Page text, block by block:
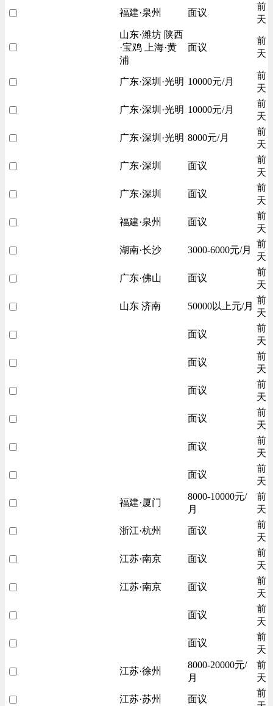
福建·泉州 面议
前
天
山东·潍坊 陕西
·宝鸡 上海·黄
浦
面议
前
天
广东·深圳·光明 10000元/月
前
天
广东·深圳·光明 10000元/月
前
天
广东·深圳·光明 8000元/月
前
天
广东·深圳 面议
前
天
广东·深圳 面议
前
天
福建·泉州 面议
前
天
湖南·长沙 3000-6000元/月
前
天
广东·佛山 面议
前
天
山东 济南 50000以上元/月
前
天
面议
前
天
面议
前
天
面议
前
天
面议
前
天
面议
前
天
面议
前
天
福建·厦门
8000-10000元/
月
前
天
浙江·杭州 面议
前
天
江苏·南京 面议
前
天
江苏·南京 面议
前
天
面议
前
天
面议
前
天
江苏·徐州
8000-20000元/
月
前
天
江苏·苏州 面议
前